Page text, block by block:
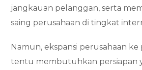
jangkauan pelanggan, serta
saing perusahaan di tingkat
Namun, ekspansi perusahaan ke
tentu membutuhkan persiapan